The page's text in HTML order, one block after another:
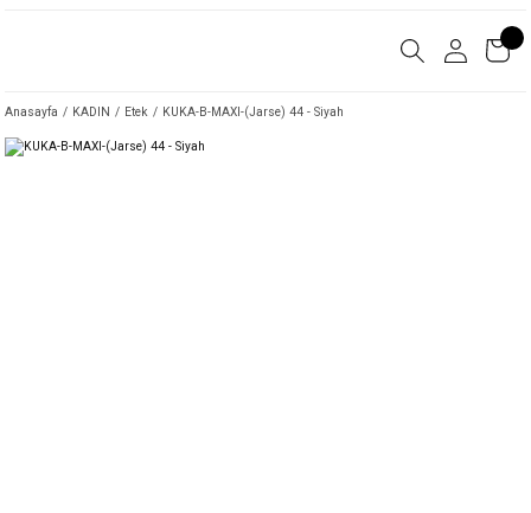
Anasayfa KADIN Etek KUKA-B-MAXI-(Jarse) 44 - Siyah